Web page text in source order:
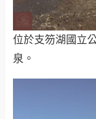
位於支笏湖國立
泉。